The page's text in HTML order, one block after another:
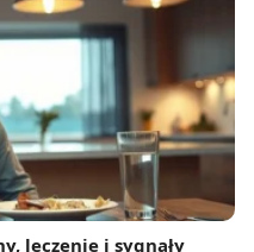
leczenie i sygnały